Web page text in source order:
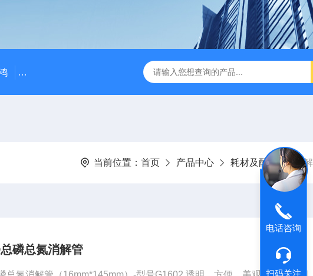
QCOD-3E型深昌鸿 实用型COD测定仪 CHCM-101型CODMn测
当前位置： 首页 产品中心 耗材及配件 消
磷总氮消解管
电话咨询
扫码关注